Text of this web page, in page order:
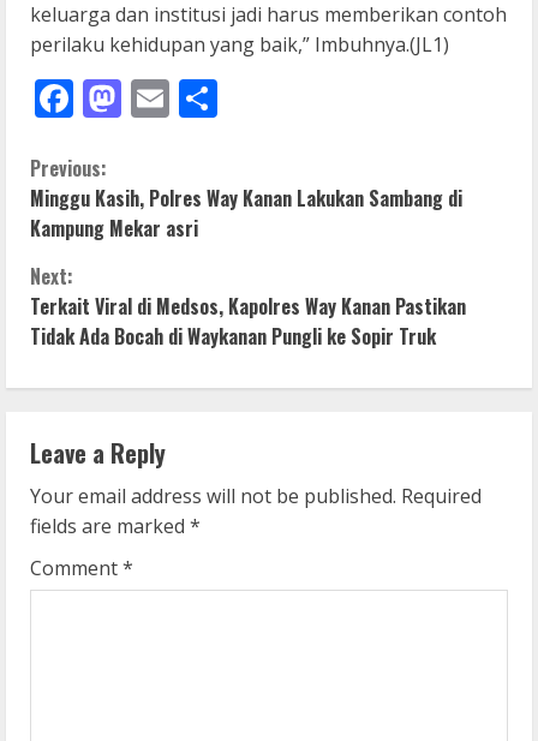
keluarga dan institusi jadi harus memberikan contoh
perilaku kehidupan yang baik,” Imbuhnya.(JL1)
Facebook
Mastodon
Email
C
o
n
t
i
n
u
e
R
Previous:
Minggu Kasih, Polres Way Kanan Lakukan Sambang di
Kampung Mekar asri
Next:
Terkait Viral di Medsos, Kapolres Way Kanan Pastikan
Tidak Ada Bocah di Waykanan Pungli ke Sopir Truk
Leave a Reply
Your email address will not be published. Required
fields are marked *
Comment*